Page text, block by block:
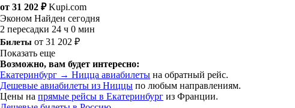
от 31 202 ₽ Kupi.com
Эконом Найден сегодня
2 пересадки 24 ч 0 мин
Билеты от 31 202 ₽
Показать еще
Возможно, вам будет интересно:
Екатеринбург → Ницца авиабилеты на обратный рейс.
Дешевые авиабилеты из Ниццы по любым направлениям.
Цены на прямые рейсы в Екатеринбург из Франции.